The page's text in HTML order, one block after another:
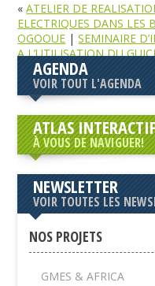
«ATELIER DE
ELECTRIQUES DANS LES
OGOOUE |SEMINAIRE
A L’UTILISATION DU
AGENDA
VOIR TOUT L'AGENDA
ATLAS
À VOUS DE NAVIGUER!
NEWSLETTER
VOIR TOUTES LES
NOS PROJETS
GMES & AFRICA